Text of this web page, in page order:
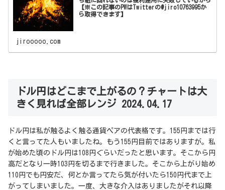
【※この記事のPWはTwitterの@jiro10763995か
ら取得できます】
jirooooo.com
ドル円はどこまで上がるの？チャートは大
きく見れば全部レンジ 2024.04.17
ドル円は私が触るよく触る通貨ペアの代表格です。155円までは行
くと言ってた人もいましたね。もう155円目前ではありますが。私
が始めた頃のドル円は108円ぐらいだったと思います。そこから円
高だとなり一時103円を切るまで行きました。そこから上がり始め
110円でも円安だ、何とか言ってたら気が付いたら150円代まで上
がってしまいました。一度、大きな介入はありましたがそれ以降